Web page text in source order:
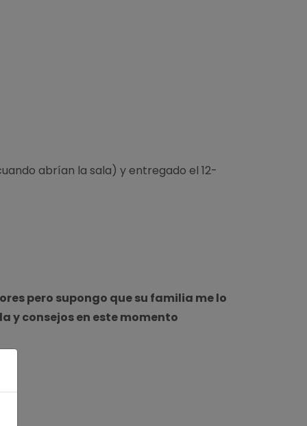
abrían la sala) y entregado el 12-
pero supongo que su familia me lo
y consejos en este momento